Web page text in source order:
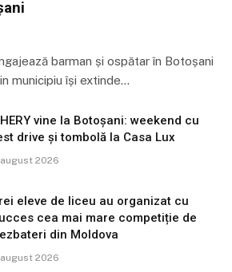
barman și ospătar în Botoșani
municipiu își extinde…
vine la Botoșani: weekend cu
drive și tombolă la Casa Lux
2026
eleve de liceu au organizat cu
cea mai mare competiție de
din Moldova
2026